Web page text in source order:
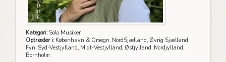
Kategori:Solo Musiker
Optræder i:København & Omegn, NordSjælland, Øvrig Sjælland,
Fyn, Syd-Vestjylland, Midt-Vestjylland, Østjylland, Nordjylland,
Bornholm